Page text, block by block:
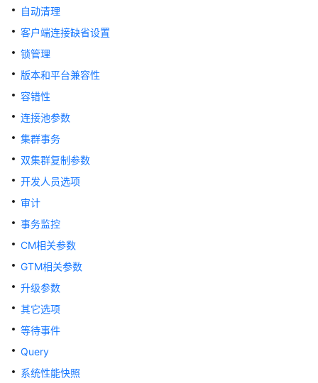
快
速
入
门
用
户
指
开
发
南
开
指
南
（分
式
_V2.0-
自动清理
客户端连接缺省设置
锁管理
版本和平台兼容性
容错性
连接池参数
集群事务
双集群复制参数
开发人员选项
审计
事务监控
CM相关参数
GTM相关参数
升级参数
其它选项
等待事件
Query
系统性能快照